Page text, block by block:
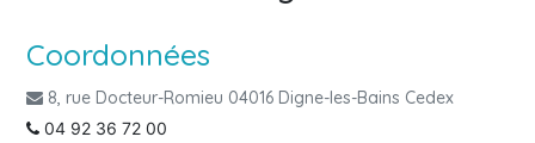
Coordonnées
8, rue Docteur-Romieu 04016 Digne-les-Bains Cedex
04 92 36 72 00